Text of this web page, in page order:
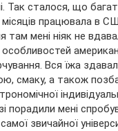
Так сталося, що
місяців працювала в
там мені ніяк не
Вся їжа
смаку, а також
порадили мені
звичайної